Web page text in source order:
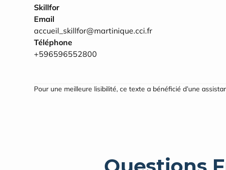
Skillfor
Email
accueil_skillfor@martinique.cci.fr
Téléphone
+596596552800
Pour une meilleure lisibilité, ce texte a bénéficié d’une